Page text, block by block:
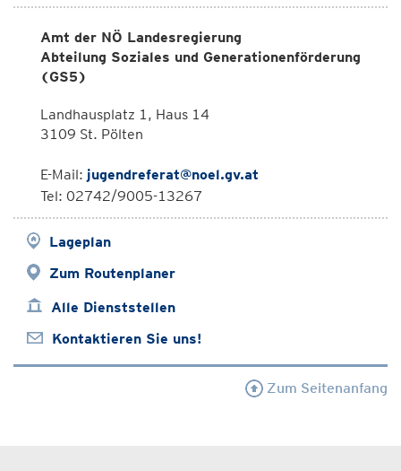
Amt der NÖ Landesregierung
Abteilung Soziales und Generationenförderung
(GS5)
Landhausplatz 1, Haus 14
3109 St. Pölten
E-Mail: jugendreferat@noel.gv.at
Tel: 02742/9005-13267
Lageplan
Zum Routenplaner
Alle Dienststellen
Kontaktieren Sie uns!
Zum Seitenanfang